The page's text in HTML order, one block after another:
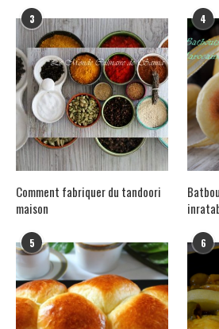
3
Comment fabriquer du tandoori
maison
4
5 6